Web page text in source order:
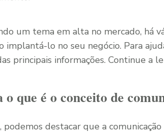
um tema em alta no mercado, há
implantá-lo no seu negócio. Para
principais informações. Continue a
o que é o conceito de
podemos destacar que a